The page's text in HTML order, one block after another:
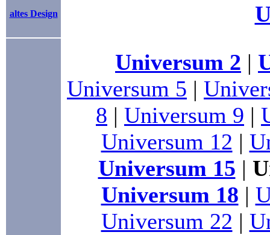
altes Design
Universum 2 |
Universum 5 |
8 | Universum 9 |
Universum 12 |
Universum 15 |
Universum 18 |
Universum 22 |